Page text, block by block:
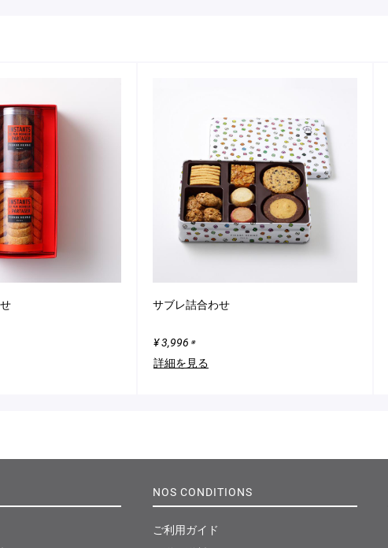
サブレ詰合わせ
¥ 3,996 ※
詳細を見る
NOS CONDITIONS
ご利用ガイド